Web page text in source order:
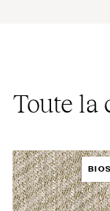
Toute la